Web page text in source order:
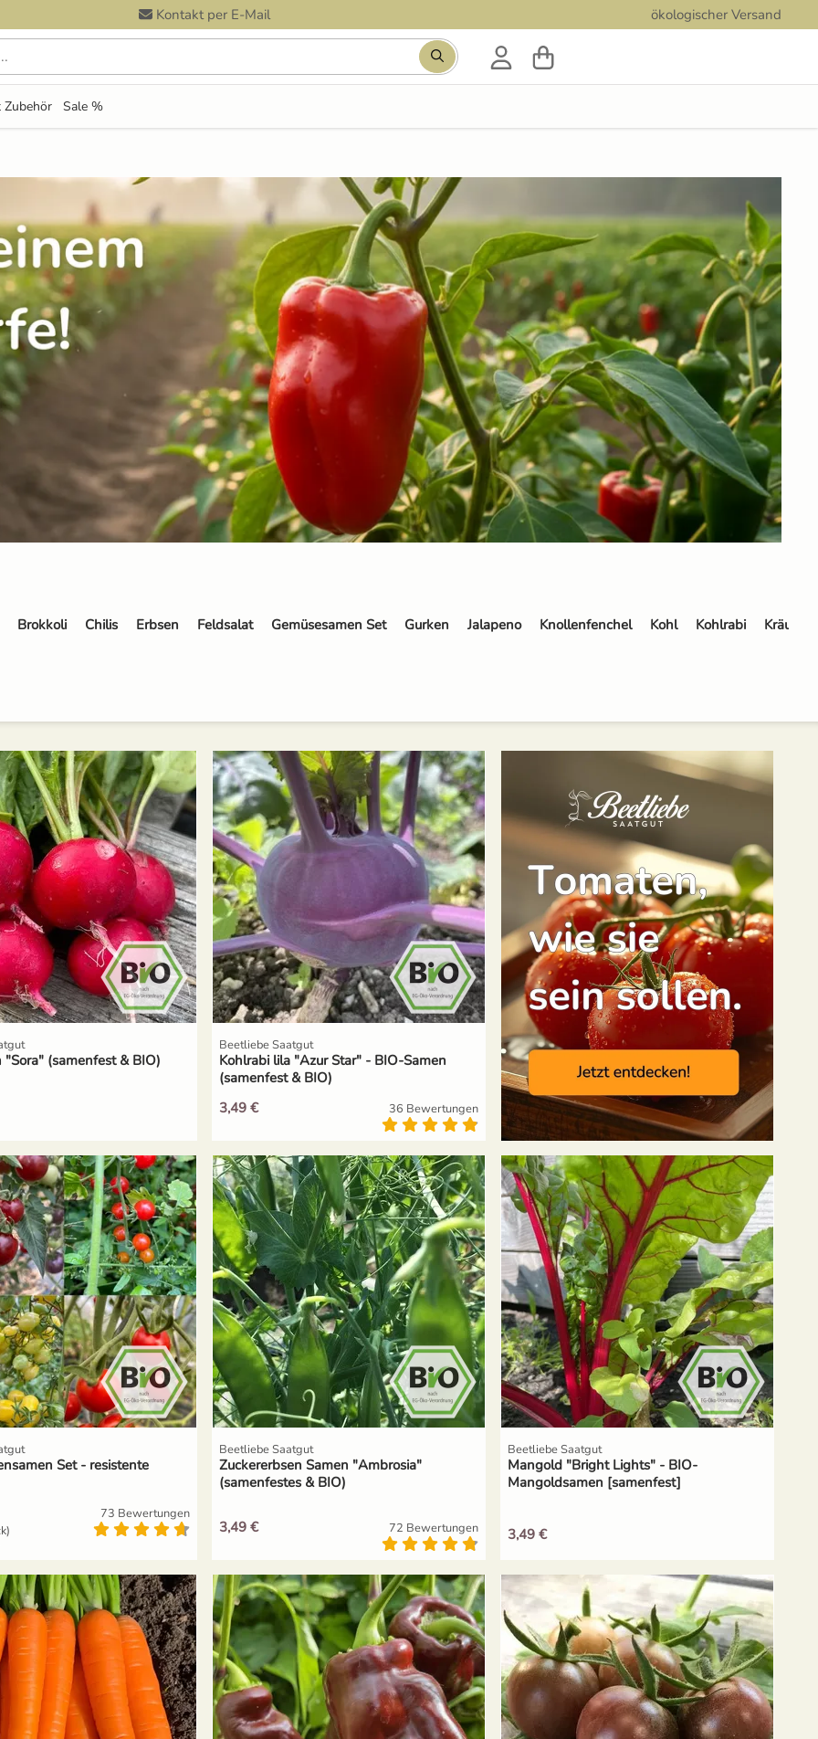
Kontakt per E-Mail ökologischer Versand
Suchbegriff eingeben, Vorschläge erscheinen während
Zubehör Sale %
Brokkoli Chilis Erbsen Feldsalat Gemüsesamen Set Gurken Jalapeno Knollenfenchel Kohl Kohlrabi
"Sora" (samenfest & BIO)
Beetliebe Saatgut
Kohlrabi lila "Azur Star" - BIO-Samen
(samenfest & BIO)
3,49 €
36 Bewertungen
Set - resistente
73 Bewertungen
Beetliebe Saatgut
Zuckererbsen Samen "Ambrosia"
(samenfestes & BIO)
3,49 € 72 Bewertungen
Beetliebe Saatgut
Mangold "Bright Lights" - BIO-
Mangoldsamen [samenfest]
3,49 €